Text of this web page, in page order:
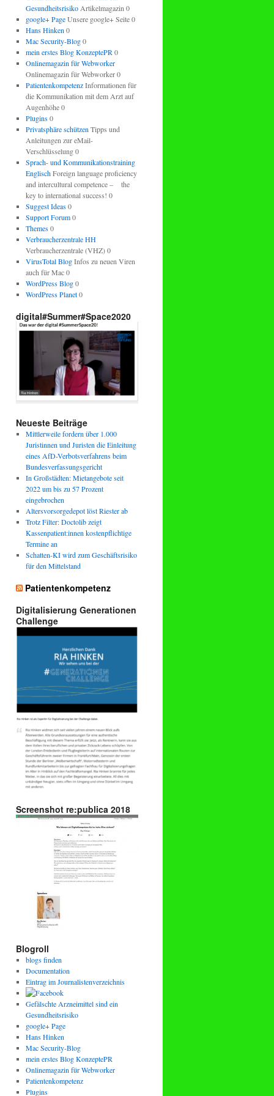
GesundheitsrisikoArtikelmagazin 0
google+ PageUnsere google+ Seite 0
Hans Hinken 0
Mac Security-Blog0
mein erstes Blog KonzeptePR 0
Onlinemagazin für Webworker
Onlinemagazin für Webworker 0
PatientenkompetenzInformationen für
die Kommunikation mit dem Arzt auf
Augenhöhe 0
Plugins0
Privatsphäre schützen Tipps und
Anleitungen zur eMail-
Verschlüsselung 0
Sprach- und Kommunikationstraining
EnglischForeign language proficiency
and intercultural competence – the
key to international success! 0
Suggest Ideas0
Support Forum0
Themes0
Verbraucherzentrale HH
Verbraucherzentrale (VHZ) 0
VirusTotal BlogInfos zu neuen Viren
auch für Mac 0
WordPress Blog0
WordPress Planet0
digital#Summer#Space2020
Neueste Beiträge
Mittlerweile fordern über 1.000
Juristinnen und Juristen die Einleitung
eines AfD-Verbotsverfahrens beim
Bundesverfassungsgericht
In Großstädten: Mietangebote seit
2022 um bis zu 57 Prozent
eingebrochen
Altersvorsorgedepot löst Riester ab
Trotz Filter: Doctolib zeigt
Kassenpatient:innen kostenpflichtige
Termine an
Schatten-KI wird zum Geschäftsrisiko
für den Mittelstand
Patientenkompetenz
Digitalisierung Generationen
Challenge
Screenshot re:publica 2018
Blogroll
blogs finden
Documentation
Eintrag im Journalistenverzeichnis
Gefälschte Arzneimittel sind ein
Gesundheitsrisiko
google+ Page
Hans Hinken
Mac Security-Blog
mein erstes Blog KonzeptePR
Onlinemagazin für Webworker
Patientenkompetenz
Plugins